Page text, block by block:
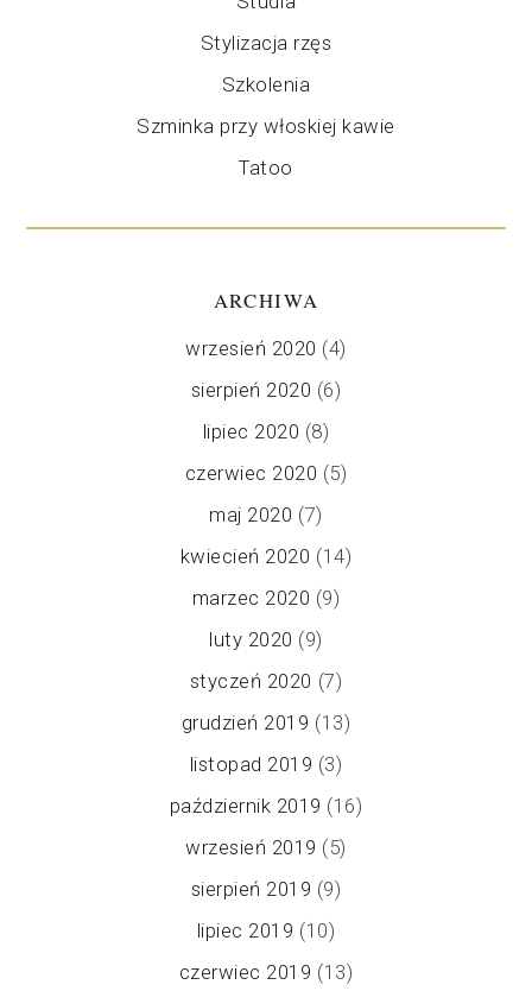
Stylizacja rzęs
Szkolenia
Szminka przy włoskiej kawie
Tatoo
ARCHIWA
wrzesień 2020 (4)
sierpień 2020 (6)
lipiec 2020 (8)
czerwiec 2020 (5)
maj 2020 (7)
kwiecień 2020 (14)
marzec 2020 (9)
luty 2020 (9)
styczeń 2020 (7)
grudzień 2019 (13)
listopad 2019 (3)
październik 2019 (16)
wrzesień 2019 (5)
sierpień 2019 (9)
lipiec 2019 (10)
czerwiec 2019 (13)